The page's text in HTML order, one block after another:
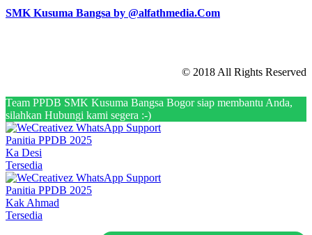
SMK Kusuma Bangsa by @alfathmedia.Com
© 2018 All Rights Reserved
Team PPDB SMK Kusuma Bangsa Bogor siap membantu Anda,
silahkan Hubungi kami segera :-)
Panitia PPDB 2025
Ka Desi
Tersedia
Panitia PPDB 2025
Kak Ahmad
Tersedia